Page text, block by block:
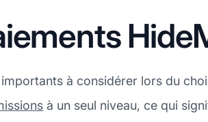
à considérer lors du
à un seul niveau, ce qui